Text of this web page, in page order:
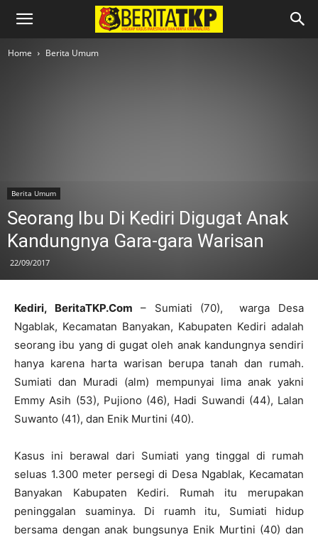
Home Berita Umum
Berita Umum
Seorang Ibu Di Kediri Digugat Anak
Kandungnya Gara-gara Warisan
22/09/2017
Kediri, BeritaTKP.Com – Sumiati (70), warga Desa
Ngablak, Kecamatan Banyakan, Kabupaten Kediri adalah
seorang ibu yang di gugat oleh anak kandungnya sendiri
hanya karena harta warisan berupa tanah dan rumah.
Sumiati dan Muradi (alm) mempunyai lima anak yakni
Emmy Asih (53), Pujiono (46), Hadi Suwandi (44), Lalan
Suwanto (41), dan Enik Murtini (40).
Kasus ini berawal dari Sumiati yang tinggal di rumah
seluas 1.300 meter persegi di Desa Ngablak, Kecamatan
Banyakan Kabupaten Kediri. Rumah itu merupakan
peninggalan suaminya. Di ruamh itu, Sumiati hidup
bersama dengan anak bungsunya Enik Murtini (40) dan